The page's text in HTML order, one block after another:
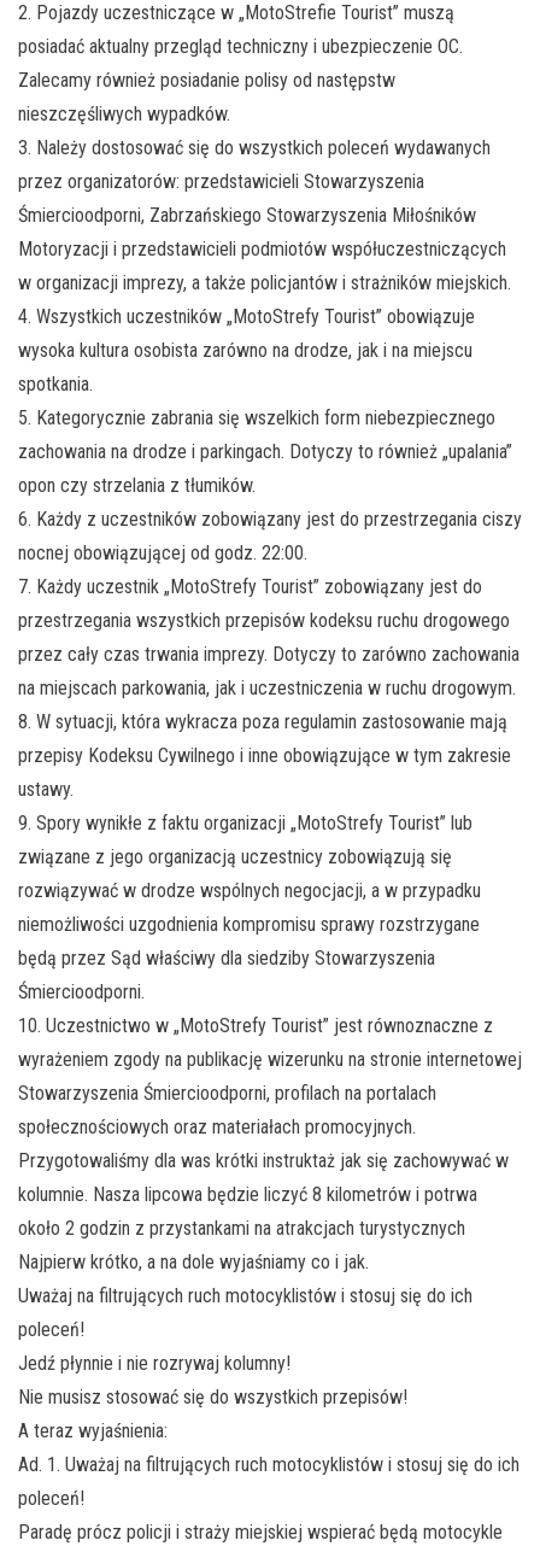
2. Pojazdy uczestniczące w „MotoStrefie Tourist” muszą
posiadać aktualny przegląd techniczny i ubezpieczenie OC.
Zalecamy również posiadanie polisy od następstw
nieszczęśliwych wypadków.
3. Należy dostosować się do wszystkich poleceń wydawanych
przez organizatorów: przedstawicieli Stowarzyszenia
Śmiercioodporni, Zabrzańskiego Stowarzyszenia Miłośników
Motoryzacji i przedstawicieli podmiotów współuczestniczących
w organizacji imprezy, a także policjantów i strażników miejskich.
4. Wszystkich uczestników „MotoStrefy Tourist” obowiązuje
wysoka kultura osobista zarówno na drodze, jak i na miejscu
spotkania.
5. Kategorycznie zabrania się wszelkich form niebezpiecznego
zachowania na drodze i parkingach. Dotyczy to również „upalania”
opon czy strzelania z tłumików.
6. Każdy z uczestników zobowiązany jest do przestrzegania ciszy
nocnej obowiązującej od godz. 22:00.
7. Każdy uczestnik „MotoStrefy Tourist” zobowiązany jest do
przestrzegania wszystkich przepisów kodeksu ruchu drogowego
przez cały czas trwania imprezy. Dotyczy to zarówno zachowania
na miejscach parkowania, jak i uczestniczenia w ruchu drogowym.
8. W sytuacji, która wykracza poza regulamin zastosowanie mają
przepisy Kodeksu Cywilnego i inne obowiązujące w tym zakresie
ustawy.
9. Spory wynikłe z faktu organizacji „MotoStrefy Tourist” lub
związane z jego organizacją uczestnicy zobowiązują się
rozwiązywać w drodze wspólnych negocjacji, a w przypadku
niemożliwości uzgodnienia kompromisu sprawy rozstrzygane
będą przez Sąd właściwy dla siedziby Stowarzyszenia
Śmiercioodporni.
10. Uczestnictwo w „MotoStrefy Tourist” jest równoznaczne z
wyrażeniem zgody na publikację wizerunku na stronie internetowej
Stowarzyszenia Śmiercioodporni, profilach na portalach
społecznościowych oraz materiałach promocyjnych.
Przygotowaliśmy dla was krótki instruktaż jak się zachowywać w
kolumnie. Nasza lipcowa będzie liczyć 8 kilometrów i potrwa
około 2 godzin z przystankami na atrakcjach turystycznych
Najpierw krótko, a na dole wyjaśniamy co i jak.
Uważaj na filtrujących ruch motocyklistów i stosuj się do ich
poleceń!
Jedź płynnie i nie rozrywaj kolumny!
Nie musisz stosować się do wszystkich przepisów!
A teraz wyjaśnienia:
Ad. 1. Uważaj na filtrujących ruch motocyklistów i stosuj się do ich
poleceń!
Paradę prócz policji i straży miejskiej wspierać będą motocykle